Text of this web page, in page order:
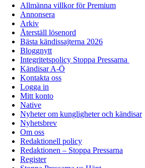
Allmänna villkor för Premium
Annonsera
Arkiv
Återställ lösenord
Bästa kändissajterna 2026
Bloggnytt
Integritetspolicy Stoppa Pressarna
Kändisar A-Ö
Kontakta oss
Logga in
Mitt konto
Native
Nyheter om kungligheter och kändisar
Nyhetsbrev
Om oss
Redaktionell policy
Redaktionen – Stoppa Pressarna
Register